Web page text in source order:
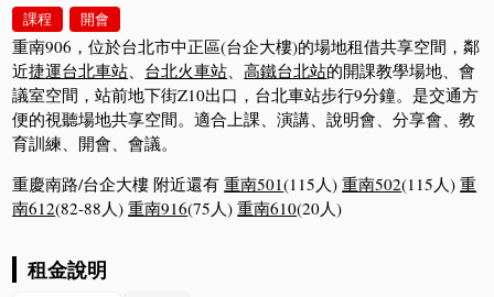
課程 開會
重南906，位於台北市中正區(台企大樓)的場地租借共享空間，鄰
近捷運台北車站、 台北火車站、高鐵台北站的開課教學場地、會
議室空間，站前地下街Z10出口，台北車站步行9分鐘。是交通方
便的視聽場地共享空間。適合上課、演講、說明會、分享會、教
育訓練、開會、會議。
重慶南路/台企大樓 附近還有重南501(115人)重南502(115人)重
南612(82-88人)重南916(75人)重南610(20人)
租金說明